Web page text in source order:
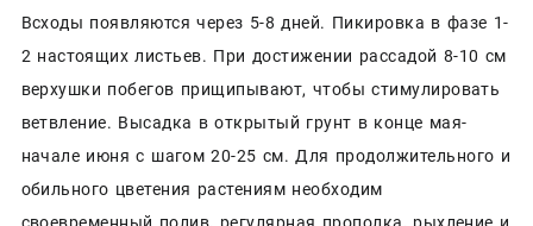
Всходы появляются через 5-8 дней. Пикировка в фазе 1-
2 настоящих листьев. При достижении рассадой 8-10 см
верхушки побегов прищипывают, чтобы стимулировать
ветвление. Высадка в открытый грунт в конце мая-
начале июня с шагом 20-25 см. Для продолжительного и
обильного цветения растениям необходим
своевременный полив, регулярная прополка, рыхление и